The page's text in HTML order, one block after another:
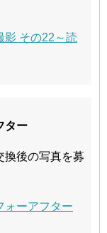
影 その22～読
ター
換後の写真を募
ォーアフター